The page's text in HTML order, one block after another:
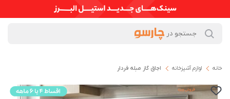
خانه لوازم آشپزخانه اجاق گاز مبله فردار